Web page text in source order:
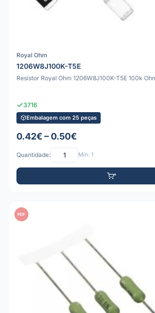
Royal Ohm
1206W8J100K-T5E
Resistor Royal Ohm 1206W8J100K-T5E 100k
3716
Embalagem com 25 peças
0.42€ – 0.50€
Quantidade: Mín: 1
PDF